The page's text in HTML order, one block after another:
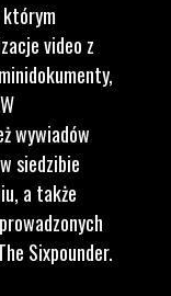
którym
video z
wywiadów
siedzibie
a także
Sixpounder.